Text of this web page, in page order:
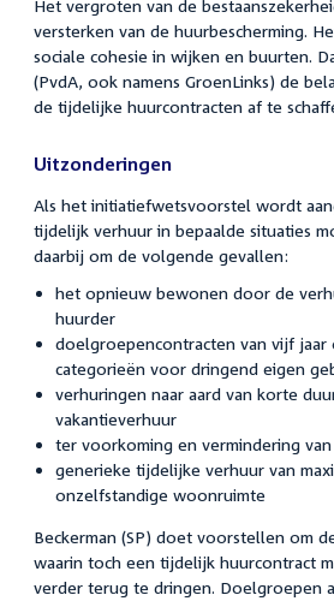
Het vergroten van de
versterken van de huurbescherming.
sociale cohesie in wijken en buurten.
(PvdA, ook namens GroenLinks) de
de tijdelijke huurcontracten af te
Uitzonderingen
Als het initiatiefwetsvoorstel wordt
tijdelijk verhuur in bepaalde situaties
daarbij om de volgende gevallen:
het opnieuw bewonen door de
huurder
doelgroepencontracten van vijf jaar
categorieën voor dringend eigen
verhuringen naar aard van korte
vakantieverhuur
ter voorkoming en vermindering
generieke tijdelijke verhuur van
onzelfstandige woonruimte
Beckerman (SP) doet voorstellen om
waarin toch een tijdelijk huurcontract
verder terug te dringen. Doelgroepen